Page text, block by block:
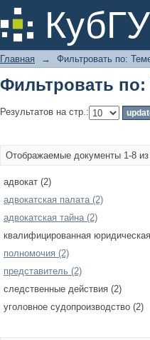
Фильтровать по:
Главная → Фильтровать по:
Фильтровать по:
Результатов на стр.:
Отображаемые документы 1-8
адвокат (2)
адвокатская палата (2)
адвокатская тайна (2)
квалифицированная
полномочия (2)
представитель (2)
следственные действия (2)
уголовное судопроизводство (2)